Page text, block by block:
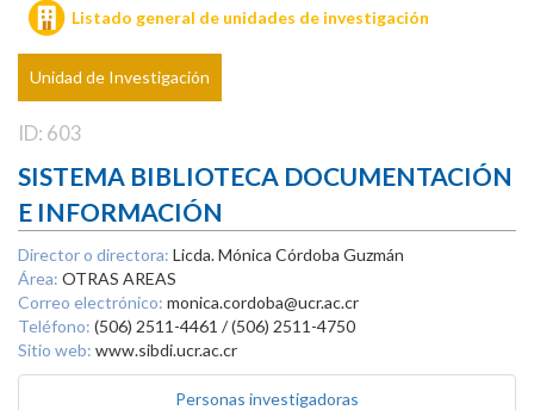
Listado general de unidades de investigación
Unidad de Investigación
ID: 603
SISTEMA BIBLIOTECA DOCUMENTACIÓN
E INFORMACIÓN
Director o directora: Licda. Mónica Córdoba Guzmán
Área: OTRAS AREAS
Correo electrónico: monica.cordoba@ucr.ac.cr
Teléfono: (506) 2511-4461 / (506) 2511-4750
Sitio web: www.sibdi.ucr.ac.cr
Personas investigadoras